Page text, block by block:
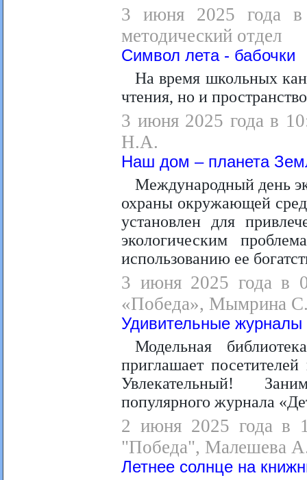
3 июня 2025 года в
методический отдел
Символ лета - бабочки
На время школьных
чтения, но и
3 июня 2025 года в
Н.А.
Наш дом – планета
Международный день
охраны окружающей
установлен для
экологическим
использованию ее
3 июня 2025 года в
«Победа», Мымрина
Удивительные журналы
Модельная
приглашает
Увлекательный!
популярного журнала
2 июня 2025 года в
"Победа", Малешева
Летнее солнце на